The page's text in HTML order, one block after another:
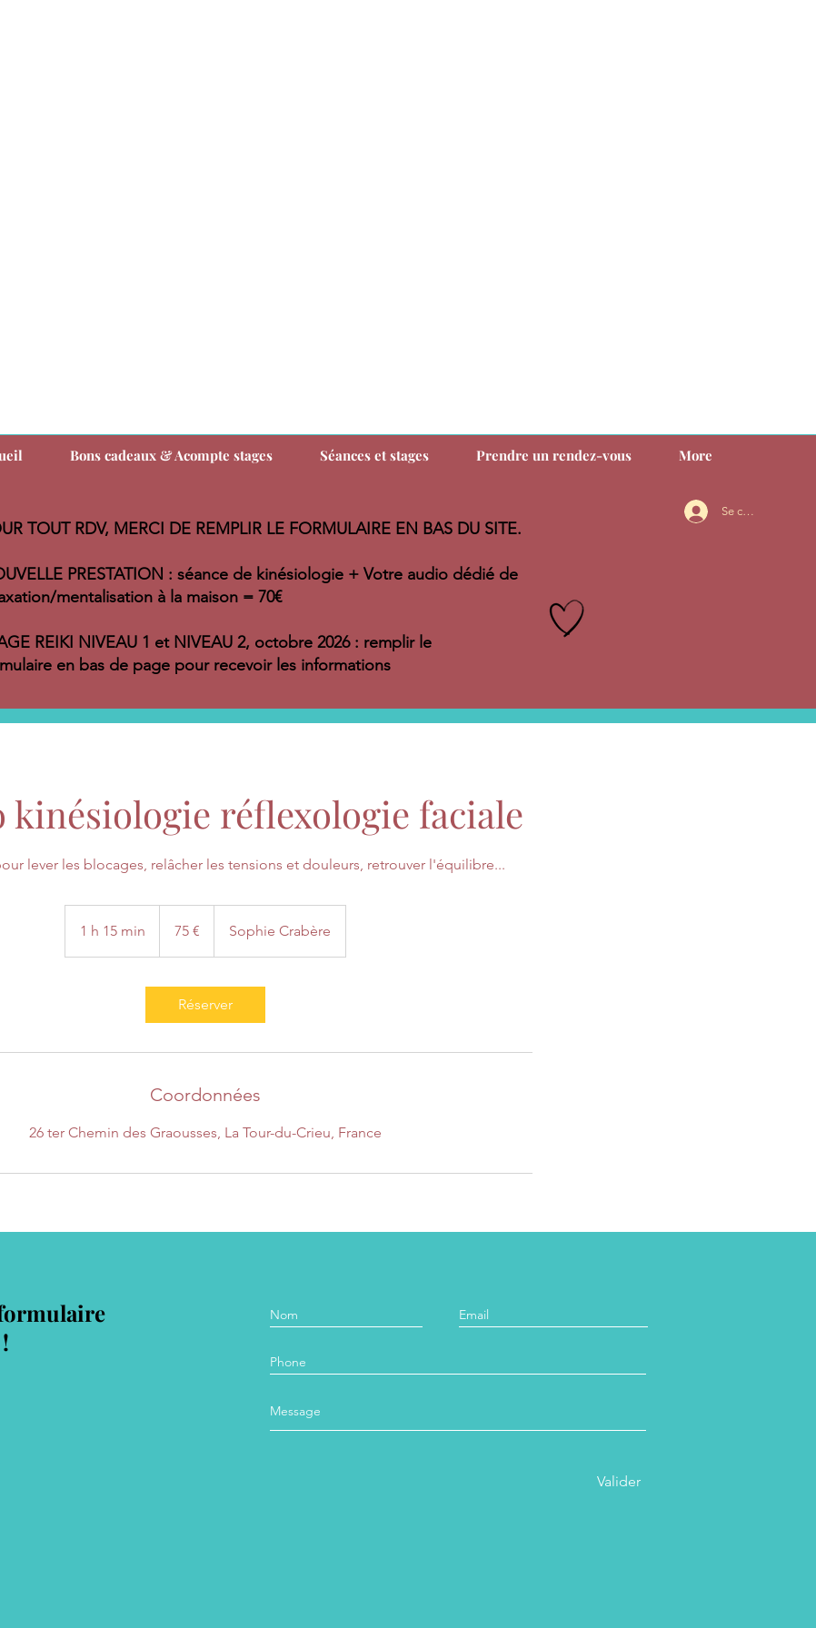
Bons cadeaux & Acompte stages Séances et stages Prendre un rendez-vous More
TOUT RDV, MERCI DE REMPLIR LE FORMULAIRE EN BAS DU SITE.
PRESTATION : séance de kinésiologie + Votre audio dédié de
mentalisation à la maison = 70€
REIKI NIVEAU 1 et NIVEAU 2, octobre 2026 : remplir le
en bas de page pour recevoir les informations
Se connecter
kinésiologie réflexologie faciale
lever les blocages, relâcher les tensions et douleurs, retrouver l'équilibre...
1 h 15 min
1
75 € Sophie Crabère
Réserver
Coordonnées
26 ter Chemin des Graousses, La Tour-du-Crieu, France
Valider